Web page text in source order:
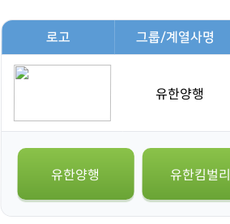
로고 그룹/계열사명
유한양행
유한양행 유한킴벌리